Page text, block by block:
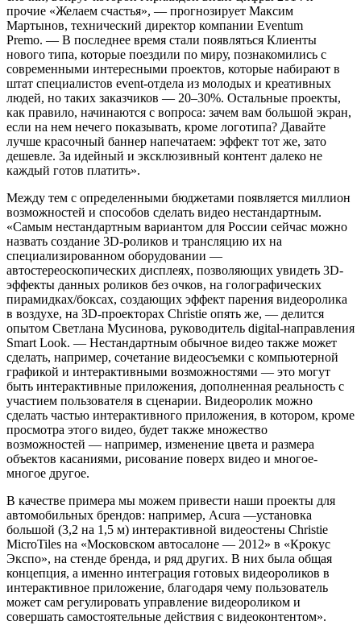
прочие «Желаем счастья», — прогнозирует Максим
Мартынов, технический директор компании Eventum
Premo. — В последнее время стали появляться Клиенты
нового типа, которые поездили по миру, познакомились с
современными интересными проектов, которые набирают в
штат специалистов event-отдела из молодых и креативных
людей, но таких заказчиков — 20–30%. Остальные проекты,
как правило, начинаются с вопроса: зачем вам большой экран,
если на нем нечего показывать, кроме логотипа? Давайте
лучше красочный баннер напечатаем: эффект тот же, зато
дешевле. За идейный и эксклюзивный контент далеко не
каждый готов платить».
Между тем с определенными бюджетами появляется миллион
возможностей и способов сделать видео нестандартным.
«Самым нестандартным вариантом для России сейчас можно
назвать создание 3D-роликов и трансляцию их на
специализированном оборудовании —
автостереоскопических дисплеях, позволяющих увидеть 3D-
эффекты данных роликов без очков, на голографических
пирамидках/боксах, создающих эффект парения видеоролика
в воздухе, на 3D-проекторах Christie опять же, — делится
опытом Светлана Мусинова, руководитель digital-направления
Smart Look. — Нестандартным обычное видео также может
сделать, например, сочетание видеосъемки с компьютерной
графикой и интерактивными возможностями — это могут
быть интерактивные приложения, дополненная реальность с
участием пользователя в сценарии. Видеоролик можно
сделать частью интерактивного приложения, в котором, кроме
просмотра этого видео, будет также множество
возможностей — например, изменение цвета и размера
объектов касаниями, рисование поверх видео и многое-
многое другое.
В качестве примера мы можем привести наши проекты для
автомобильных брендов: например, Acura —установка
большой (3,2 на 1,5 м) интерактивной видеостены Christie
MicroTiles на «Московском автосалоне — 2012» в «Крокус
Экспо», на стенде бренда, и ряд других. В них была общая
концепция, а именно интеграция готовых видеороликов в
интерактивное приложение, благодаря чему пользователь
может сам регулировать управление видеороликом и
совершать самостоятельные действия с видеоконтентом».